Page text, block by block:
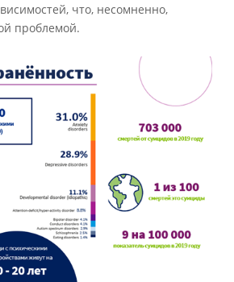
что, несомненно,
проблемой.